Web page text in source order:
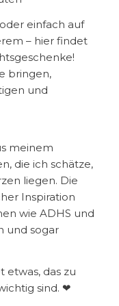
einfach auf
– hier findet
bringen,
und
meinem
die ich schätze,
liegen. Die
Inspiration
wie ADHS und
und sogar
etwas, das zu
sind. ❤︎